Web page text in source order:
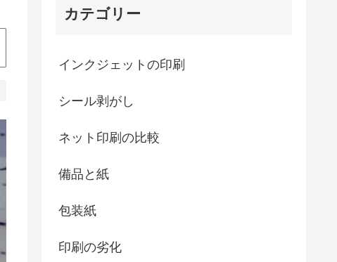
カテゴリー
インクジェットの印刷
シール剥がし
ネット印刷の比較
備品と紙
包装紙
印刷の劣化